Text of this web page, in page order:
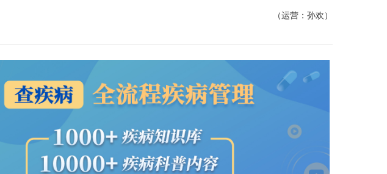
（运营：孙欢）